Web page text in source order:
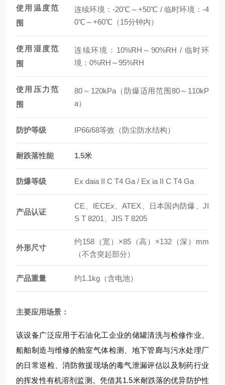
使用温度范
围
连续环境：-20℃～+50℃ / 临时环境：-4
0℃～+60℃（15分钟内）
使用湿度范
围
连续环境：10%RH～90%RH / 临时环
境：0%RH～95%RH
使用压力范
围
80～120kPa（防爆适用范围80～110kP
a）
防护等级 IP66/68等效（防尘防水结构）
耐跌落性能 1.5米
防爆等级 Ex daia II C T4 Ga / Ex ia II C T4 Ga
产品认证
CE、IECEx、ATEX、日本国内防爆、JI
S T 8201、JIS T 8205
外形尺寸
约158（宽）×85（高）×132（深）mm
（不含突起部分）
产品重量 约1.1kg（含电池）
主要应用场景：
该设备广泛应用于石油化工企业的储罐清洗与检修作业、
船舶制造与维修的舱室气体检测、地下管廊与污水处理厂
的日常巡检、消防救援现场的毒气泄漏评估以及制药行业
的挥发性有机溶剂监测。凭借其1.5米耐跌落的优异防护性